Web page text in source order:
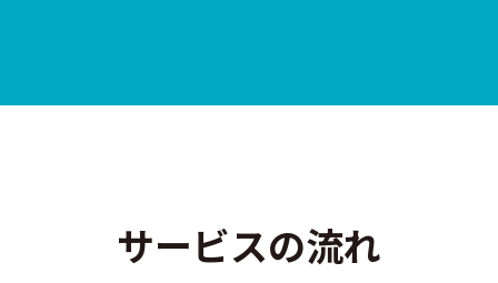
サービスの流れ